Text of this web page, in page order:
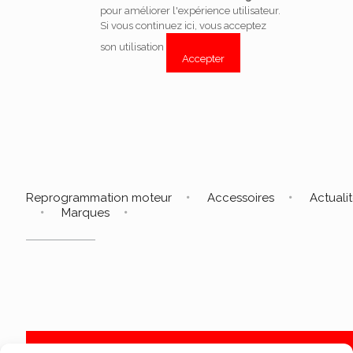
pour améliorer l'expérience utilisateur.
Si vous continuez ici, vous acceptez
son utilisation
Accepter
Reprogrammation moteur Accessoires
Marques